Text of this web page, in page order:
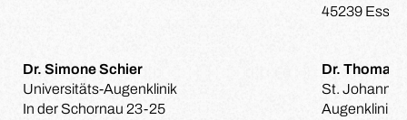
45239 Essen
Dr. Simone Schier
Universitäts-Augenklinik
In der Schornau 23-25
Dr. Thomas
St.
Augenklinik